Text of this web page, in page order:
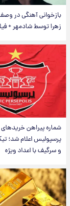
بازخوانی آهنگی در
زهرا توسط شادمهر +
شماره پیراهن
پرسپولیس اعلام شد؛
و سرگیف با اعداد ویژه